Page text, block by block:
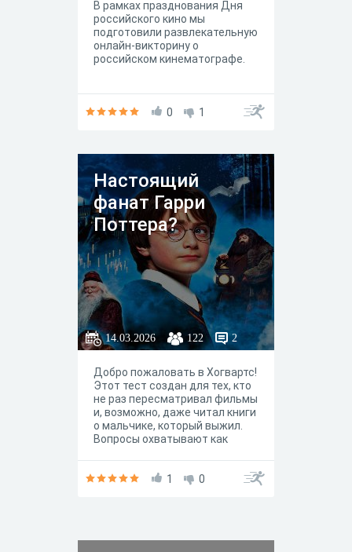
В рамках празднования Дня
российского кино мы
подготовили развлекательную
онлайн-викторину о
российском кинематографе.
0 1
Настоящий
фанат Гарри
Поттера?
14.03.2026 122 2
Добро пожаловать в Хогвартс!
Этот тест создан для тех, кто
не раз пересматривал фильмы
и, возможно, даже читал книги
о мальчике, который выжил.
Вопросы охватывают как
знает только настоящий
1 0